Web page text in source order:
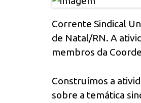
Corrente Sindical
de Natal/RN. A
membros da
Construímos a
sobre a temática